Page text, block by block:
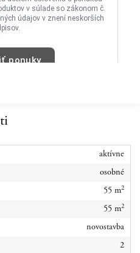
aktívne
osobné
55 m2
55 m2
novostavba
2